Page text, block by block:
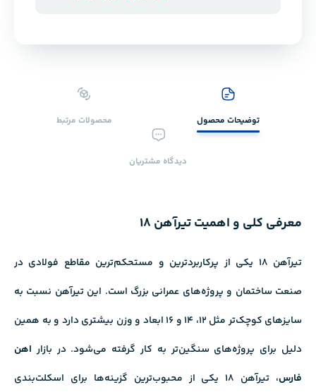
توضیحات محصول محصولات ‌مرتبط
دیدگاه ‌مشتریان
معرفی کلی و اهمیت تیرآهن ۱۸
تیرآهن ۱۸ یکی از پرکاربردترین و مستحکم‌ترین مقاطع فولادی در
صنعت ساختمان و پروژه‌های عمرانی بزرگ است. این تیرآهن نسبت به
سایزهای کوچک‌تر مثل ۱۲، ۱۴ و ۱۶ ابعاد و وزن بیشتری دارد و به همین
دلیل برای پروژه‌های سنگین‌تر به کار گرفته می‌شود. در بازار اهن
فارس
، تیرآهن ۱۸ یکی از محبوب‌ترین گزینه‌ها برای اسکلت‌بندی